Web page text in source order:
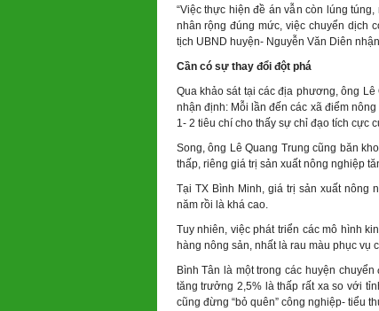
“Việc thực hiện đề án vẫn còn lúng
nhân rộng đúng mức, việc chuyển dịch
tịch UBND huyện- Nguyễn Văn Diên
Cần có sự thay đổi đột phá
Qua khảo sát tại các địa phương, ông
nhận định: Mỗi lần đến các xã điểm
1- 2 tiêu chí cho thấy sự chỉ đạo tích cực
Song, ông Lê Quang Trung cũng băn
thấp, riêng giá trị sản xuất nông nghiệp
Tại TX Bình Minh, giá trị sản xuất nông
năm rồi là khá cao.
Tuy nhiên, việc phát triển các mô hình
hàng nông sản, nhất là rau màu phục vụ
Bình Tân là một trong các huyện
tăng trưởng 2,5% là thấp rất xa so với
cũng đừng “bỏ quên” công nghiệp- tiểu